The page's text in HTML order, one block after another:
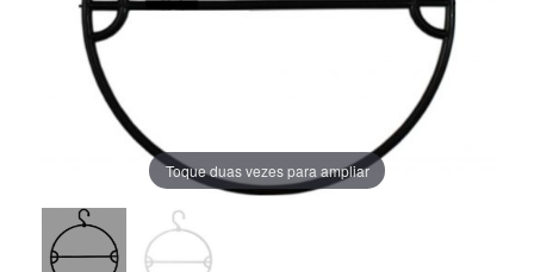
Toque duas vezes para ampliar